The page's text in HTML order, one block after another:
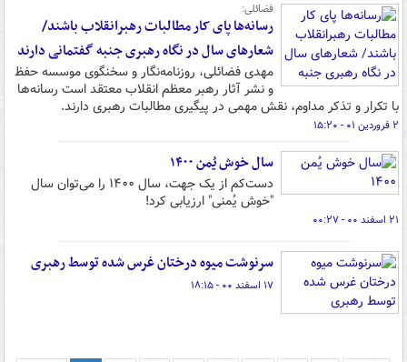
فضائلی:
رسانه‌ها پای کار مطالبات رهبرانقلاب باشند/
شعارهای سال در نگاه رهبری جنبه گفتمانی دارند
مهدی فضائلی، روزنامه‌نگار و سخنگوی موسسه حفظ
و نشر آثار رهبر معظم انقلاب معتقد است رسانه‌ها
با تکرار و تذکر مداوم، نقش مهمی در پیگیری مطالبات رهبری دارند.
۲ فروردین ۰۱ - ۱۵:۲۰
سال خوش یُمن ۱۴۰۰
دست‌کم از یک جهت، سال ۱۴۰۰ را می‌توان سال
"خوش یُمنی" ارزیابی کرد!
۲۱ اسفند ۰۰ - ۰۰:۲۷
سرنوشت میوه درختان غرس شده توسط رهبری
۱۷ اسفند ۰۰ - ۱۸:۱۵